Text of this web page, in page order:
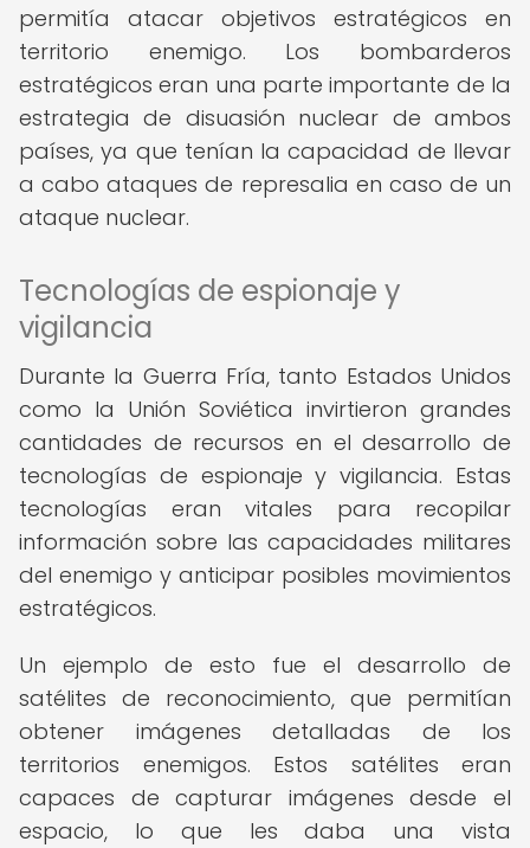
permitía atacar objetivos estratégicos en
territorio enemigo. Los bombarderos
estratégicos eran una parte importante de la
estrategia de disuasión nuclear de ambos
países, ya que tenían la capacidad de llevar
a cabo ataques de represalia en caso de un
ataque nuclear.
Tecnologías de espionaje y
vigilancia
Durante la Guerra Fría, tanto Estados Unidos
como la Unión Soviética invirtieron grandes
cantidades de recursos en el desarrollo de
tecnologías de espionaje y vigilancia. Estas
tecnologías eran vitales para recopilar
información sobre las capacidades militares
del enemigo y anticipar posibles movimientos
estratégicos.
Un ejemplo de esto fue el desarrollo de
satélites de reconocimiento, que permitían
obtener imágenes detalladas de los
territorios enemigos. Estos satélites eran
capaces de capturar imágenes desde el
espacio, lo que les daba una vista